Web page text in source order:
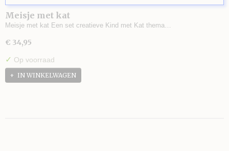
Meisje met kat
Meisje met kat Een set creatieve Kind met Kat thema…
€ 34,95
✓ Op voorraad
IN WINKELWAGEN